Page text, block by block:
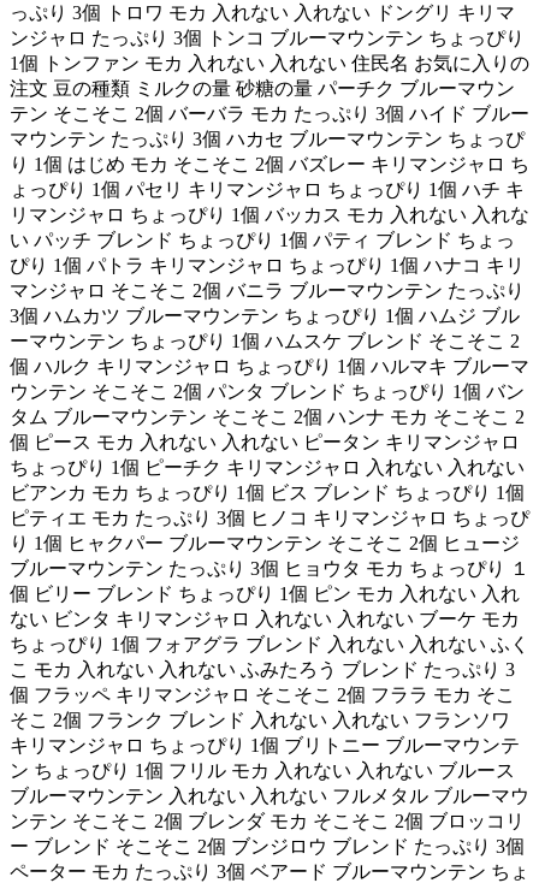
っぷり 3個 トロワ モカ 入れない 入れない ドングリ キリマ
ンジャロ たっぷり 3個 トンコ ブルーマウンテン ちょっぴり
1個 トンファン モカ 入れない 入れない 住民名 お気に入りの
注文 豆の種類 ミルクの量 砂糖の量 パーチク ブルーマウン
テン そこそこ 2個 バーバラ モカ たっぷり 3個 ハイド ブルー
マウンテン たっぷり 3個 ハカセ ブルーマウンテン ちょっぴ
り 1個 はじめ モカ そこそこ 2個 バズレー キリマンジャロ ち
ょっぴり 1個 パセリ キリマンジャロ ちょっぴり 1個 ハチ キ
リマンジャロ ちょっぴり 1個 バッカス モカ 入れない 入れな
い パッチ ブレンド ちょっぴり 1個 パティ ブレンド ちょっ
ぴり 1個 パトラ キリマンジャロ ちょっぴり 1個 ハナコ キリ
マンジャロ そこそこ 2個 バニラ ブルーマウンテン たっぷり
3個 ハムカツ ブルーマウンテン ちょっぴり 1個 ハムジ ブル
ーマウンテン ちょっぴり 1個 ハムスケ ブレンド そこそこ 2
個 ハルク キリマンジャロ ちょっぴり 1個 ハルマキ ブルーマ
ウンテン そこそこ 2個 パンタ ブレンド ちょっぴり 1個 バン
タム ブルーマウンテン そこそこ 2個 ハンナ モカ そこそこ 2
個 ピース モカ 入れない 入れない ピータン キリマンジャロ
ちょっぴり 1個 ピーチク キリマンジャロ 入れない 入れない
ビアンカ モカ ちょっぴり 1個 ビス ブレンド ちょっぴり 1個
ピティエ モカ たっぷり 3個 ヒノコ キリマンジャロ ちょっぴ
り 1個 ヒャクパー ブルーマウンテン そこそこ 2個 ヒュージ
ブルーマウンテン たっぷり 3個 ヒョウタ モカ ちょっぴり １
個 ビリー ブレンド ちょっぴり 1個 ピン モカ 入れない 入れ
ない ビンタ キリマンジャロ 入れない 入れない ブーケ モカ
ちょっぴり 1個 フォアグラ ブレンド 入れない 入れない ふく
こ モカ 入れない 入れない ふみたろう ブレンド たっぷり 3
個 フラッペ キリマンジャロ そこそこ 2個 フララ モカ そこ
そこ 2個 フランク ブレンド 入れない 入れない フランソワ
キリマンジャロ ちょっぴり 1個 ブリトニー ブルーマウンテ
ン ちょっぴり 1個 フリル モカ 入れない 入れない ブルース
ブルーマウンテン 入れない 入れない フルメタル ブルーマウ
ンテン そこそこ 2個 ブレンダ モカ そこそこ 2個 ブロッコリ
ー ブレンド そこそこ 2個 ブンジロウ ブレンド たっぷり 3個
ペーター モカ たっぷり 3個 ベアード ブルーマウンテン ちょ